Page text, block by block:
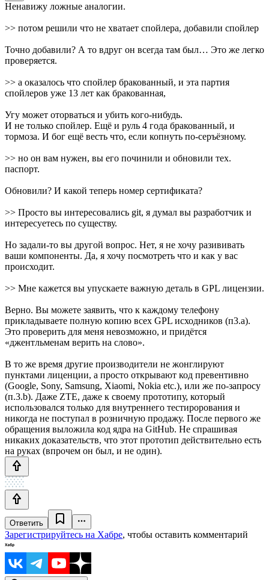
Ненавижу ложные аналогии.
>> потом решили что не хватает спойлера, добавили спойлер
Точно добавили? А то вдруг он всегда там был… Это же легко
проверяется.
>> а оказалось что спойлер бракованный, и эта партия
спойлеров уже 13 лет как бракованная,
Угу может оторваться и убить кого-нибудь.
И не только спойлер. Ещё и руль 4 года бракованный, и
тормоза. И бог ещё весть что, если копнуть по-серъёзному.
>> но он вам нужен, вы его починили и обновили тех.
паспорт.
Обновили? И какой теперь номер сертификата?
>> Просто вы интересовались git, я думал вы разработчик и
интересуетесь по существу.
Но задали-то вы другой вопрос. Нет, я не хочу разививать
ваши компоненты. Да, я хочу посмотреть что и как у вас
происходит.
>> Мне кажется вы упускаете важную деталь в GPL лицензии.
Верно. Вы можете заявить, что к каждому телефону
прикладываете полную копию всех GPL исходников (п3.а).
Это проверить для меня невозможно, и придётся
«джентльменам верить на слово».
В то же время другие производители не жонглируют
пунктами лиценции, а просто открывают код превентивно
(Google, Sony, Samsung, Xiaomi, Nokia etc.), или же по-запросу
(п.3.b). Даже ZTE, даже к своему прототипу, который
использовался только для внутреннего тестирорования и
никогда не поступал в розничную продажу. После первого же
обращения выложила код ядра на GitHub. Не спрашивая
никаких доказательств, что этот прототип действительно есть
на руках (впрочем он был, и не один).
Ответить
Зарегистрируйтесь на Хабре, чтобы оставить комментарий